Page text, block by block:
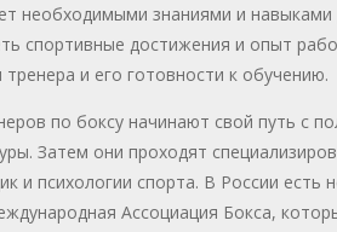
необходимыми знаниями и
спортивные достижения и опыт
и его готовности к обучению.
по боксу начинают свой путь с
Затем они проходят
и психологии спорта. В России
Ассоциация Бокса,